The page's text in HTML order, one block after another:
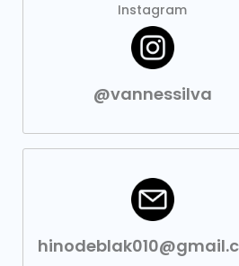
Instagram
@vannessilva